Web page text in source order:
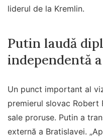
liderul de la Kremlin.
Putin laudă
independentă
Un punct important al
premierul slovac
sale proruse. Putin a
externă a Bratislavei.